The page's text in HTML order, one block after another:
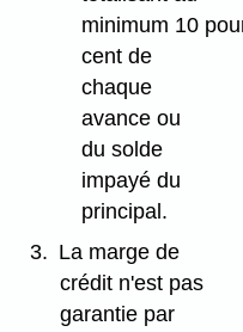
minimum 10
cent de
chaque
avance ou
du solde
impayé du
principal.
3. La marge de
crédit n'est pas
garantie par